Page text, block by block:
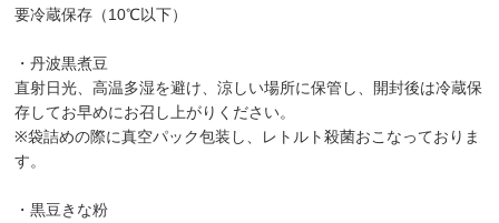
要冷蔵保存（10℃以下）
・丹波黒煮豆
直射日光、高温多湿を避け、涼しい場所に保管し、開封後は冷蔵保
存してお早めにお召し上がりください。
※袋詰めの際に真空パック包装し、レトルト殺菌おこなっておりま
す。
・黒豆きな粉